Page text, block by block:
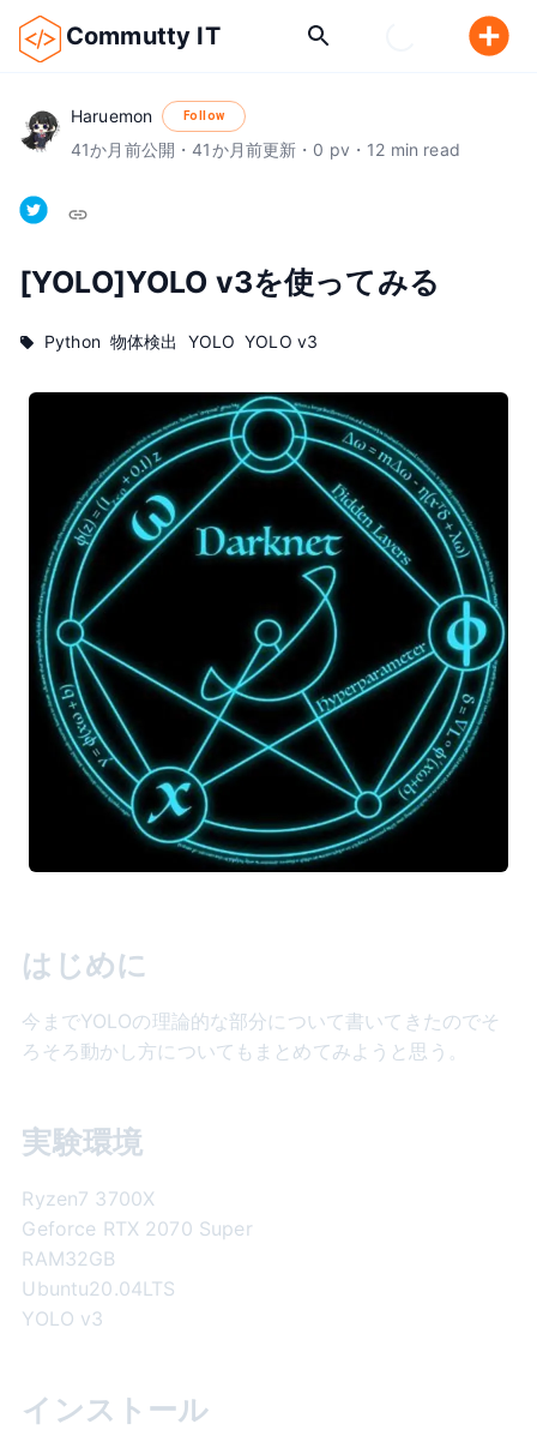
Commutty IT
Haruemon Follow
41か月前公開 ・41か月前更新 ・ 0 pv ・ 12 min read
[YOLO]YOLO v3を使ってみる
Python 物体検出 YOLO YOLO v3
はじめに
今までYOLOの理論的な部分について書いてきたのでそ
ろそろ動かし方についてもまとめてみようと思う。
実験環境
Ryzen7 3700X
Geforce RTX 2070 Super
RAM32GB
Ubuntu20.04LTS
YOLO v3
インストール